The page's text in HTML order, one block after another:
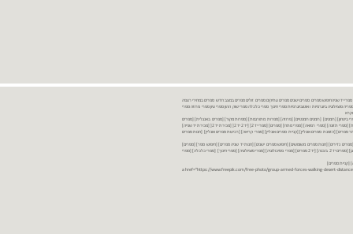
ספרים יד שניה ספרים משומשים ספרים חדשים ספרים יד 2 מכירת ספרים יד שניה ספרי יד שניהחיפוש ספרים ספרים ישנים ספרים עתיקים ספרים זולים ספרים במצב חדש ספרים במחירי רצפה
במבצע ספרים יד 2 ברמת גן ספרים יד 2 ביבנה יד 2 ספרים ספרי פסיכולוגיה ספריה סוציולוגיה ביוגרפיות ו אוטוביוגרפיות ספרי חינוך ספרי כלכלה ספרי שוק ההון ספרי עיון ספרי פרוזה ספרי
ביטחון] [רומנים] [רומנים רומנטיים] [פרוזה] [ספרות מתורגמת] [ספרות מקור] [ספרים באנגלית] [ספרים
חדשים מהחנות] [ספרים מומלצים] [ספרי בישול] [ספרי עידן חדש] [ספרי עסקים] [ספרי מורשת] [מחזות] [ספרי שירה] [ספרי בריאות] [ספרי תזונה] [ספרי רפואה] [ספרי מתח] [ספרים] [ספרי יד 2[ [יד 2 יד 2[ [מכירת יד 2[ [מכירת יד שנייה]
יד 2[ [ספר] [ספרים יד 2[ [הזמנת ספרים] [יד 2 ספרים] [ספרים בזול] [אתר ספרים] [הזמנת ספרים אונליין] [קניית ספרים אונליין] [ספרי קריאה] [רכישת ספרים אונליין] [חנות ספרים
נדירים] [חנות ספרים משומשים] [חיפוש ספרים ישנים] [חנות יד שניה ספרים] [חיפוש ספר] [ספרים]
[חנות ספרים זולים] [ספרים חדשים] [ספרים במחירי רצפה] [ספרים במשלוח חינם] [ספרים במשלוח עד הבית] [ספרים יד 2 ברמת גן] [ספרים יד 2 ביבנה] [יד 2 ספרים] [ספרי פסיכולוגיה] [ספרי סוציולוגיה] [ספרי חינוך] [ספרי כלכלה] [ספרי
[קניית ספרים]
<a href="https://www.freepik.com/free-photo/group-armed-forces-walking-desert-